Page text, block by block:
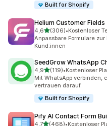
Built for Shopify
Helium Customer Fields
4,6von 5 Sternen
(306)
306 Rezensionen
•Kostenloser
Anpassbare Formulare
Kund:innen
SeedGrow WhatsApp
4,9von 5 Sternen
(119)
119 Rezensionen
•Kostenloser
Mit WhatsApp verbinden,
vertrauen darauf.
Built for Shopify
Pify AI Contact Form
4,7von 5 Sternen
(468)•Kostenloser